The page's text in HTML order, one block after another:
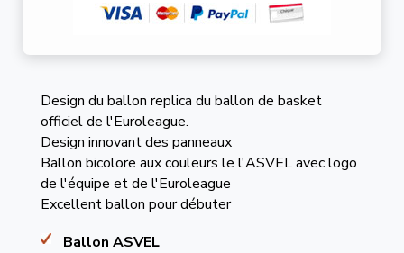
Design du ballon replica du ballon de basket
officiel de l'Euroleague.
Design innovant des panneaux
Ballon bicolore aux couleurs le l'ASVEL avec logo
de l'équipe et de l'Euroleague
Excellent ballon pour débuter
Ballon ASVEL